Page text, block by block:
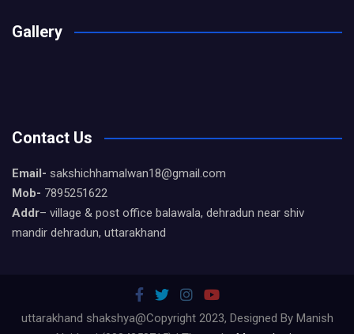
Gallery
Contact Us
Email- sakshichhamalwan18@gmail.com
Mob- 7895251622
Addr– village & post office balawala, dehradun near shiv
mandir dehradun, uttarakhand
uttarakhand shakshya@Copyright 2023, Designed By Manish